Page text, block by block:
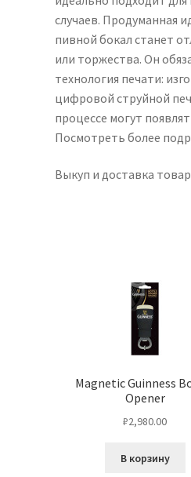
Beer
Glass
-
16oz
случаев. Продуманная
пивной бокал станет
или торжества. Он
технология печати:
цифровой струйной
процессе могут
Посмотреть более
Выкуп и доставка
Magnetic Guinness
Opener
₽2,980.00
В корзину